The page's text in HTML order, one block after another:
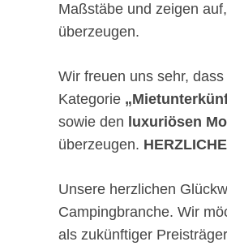
Maßstäbe und zeigen
überzeugen.
Wir freuen uns sehr,
Kategorie
sowie den luxuriösen
überzeugen.
Unsere herzlichen
Campingbranche. Wir
als zukünftiger